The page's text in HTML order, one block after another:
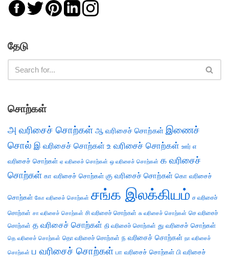
தேடு
சொற்கள்
அ வரிசைச் சொற்கள் ஆ வரிசைச் சொற்கள் இணைச்
சொல் இ வரிசைச் சொற்கள் உ வரிசைச் சொற்கள் ஊர் எ
வரிசைச் சொற்கள் ஏ வரிசைச் சொற்கள் ஒ வரிசைச் சொற்கள் க வரிசைச்
சொற்கள் கா வரிசைச் சொற்கள் கு வரிசைச் சொற்கள் கொ வரிசைச்
சொற்கள் கோ வரிசைச் சொற்கள் சங்க இலக்கியம் ச வரிசைச்
சொற்கள் சா வரிசைச் சொற்கள் சி வரிசைச் சொற்கள் சு வரிசைச் சொற்கள் செ வரிசைச்
சொற்கள் த வரிசைச் சொற்கள் தி வரிசைச் சொற்கள் து வரிசைச் சொற்கள்
தெ வரிசைச் சொற்கள் தொ வரிசைச் சொற்கள் ந வரிசைச் சொற்கள் நா வரிசைச்
சொற்கள் ப வரிசைச் சொற்கள் பா வரிசைச் சொற்கள் பி வரிசைச்